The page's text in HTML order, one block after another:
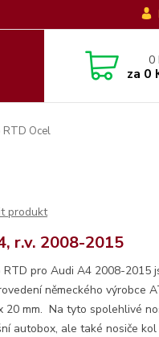
0
za 0
RTD Ocel
produkt
r.v. 2008-2015
pro Audi A4 2008-2015
německého výrobce
20 mm. Na tyto spolehlivé
autobox, ale také nosiče kol